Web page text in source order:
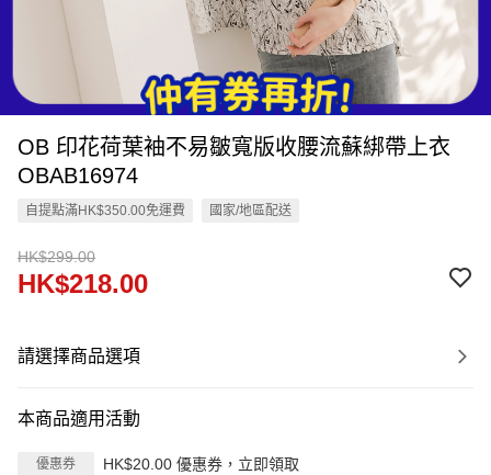
OB 印花荷葉袖不易皺寬版收腰流蘇綁帶上衣
OBAB16974
自提點滿HK$350.00免運費 國家/地區配送
HK$299.00
HK$218.00
請選擇商品選項
本商品適用活動
優惠券 HK$20.00 優惠券，立即領取